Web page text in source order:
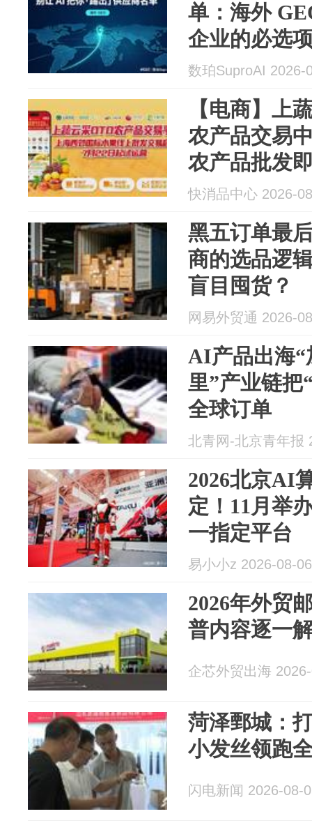
单：海外
企业的必选
数珀SuproAI 2026-
【电商】上
农产品交易
农产品批发
快消品中心 2026-
黑五订单最
商的选品逻
盲目囤货？
网易外贸通 2026-
AI产品出海“
里”产业链把
全球订单
北青网-北京青年报
2026北京AI
定！11月举
一指定平台
易小小z 2026-08-06
2026年外贸
普内容逐一
企芯外贸出海
菏泽鄄城：
小发丝领跑
闪电新闻 2026-08-